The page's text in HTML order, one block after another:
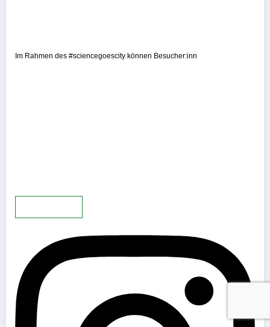
Im Rahmen des #sciencegoescity können Besucher:inn